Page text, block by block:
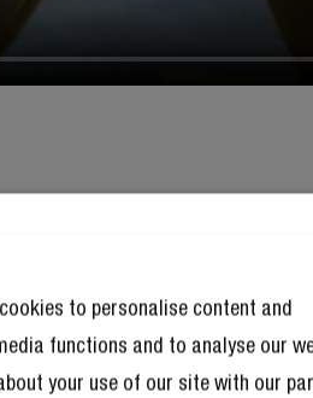
to personalise content and
functions and to analyse our
your use of our site with our